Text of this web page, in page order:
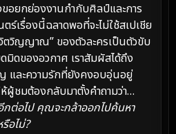
อยกย่องงานกำกับศิลป์และการ
ร์เรื่องนี้ฉลาดพอที่จะไม่ใช้สเปเชีย
ตวิญญาณ” ของตัวละครเป็นตัวขับ
ดของอวกาศ เราสัมผัสได้ถึง
และความรักที่ยังคงอบอุ่นอยู่
ผู้ชมต้องกลับมาตั้งคำถามว่า…
กต่อไป คุณจะกล้าออกไปค้นหา
อไม่?